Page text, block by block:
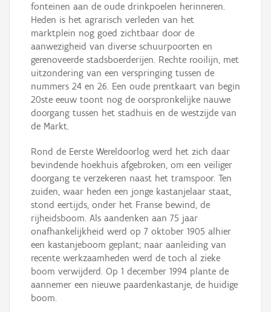
fonteinen aan de oude drinkpoelen herinneren.
Heden is het agrarisch verleden van het
marktplein nog goed zichtbaar door de
aanwezigheid van diverse schuurpoorten en
gerenoveerde stadsboerderijen. Rechte rooilijn, met
uitzondering van een verspringing tussen de
nummers 24 en 26. Een oude prentkaart van begin
20ste eeuw toont nog de oorspronkelijke nauwe
doorgang tussen het stadhuis en de westzijde van
de Markt.
Rond de Eerste Wereldoorlog werd het zich daar
bevindende hoekhuis afgebroken, om een veiliger
doorgang te verzekeren naast het tramspoor. Ten
zuiden, waar heden een jonge kastanjelaar staat,
stond eertijds, onder het Franse bewind, de
rijheidsboom. Als aandenken aan 75 jaar
onafhankelijkheid werd op 7 oktober 1905 alhier
een kastanjeboom geplant; naar aanleiding van
recente werkzaamheden werd de toch al zieke
boom verwijderd. Op 1 december 1994 plante de
aannemer een nieuwe paardenkastanje, de huidige
boom.